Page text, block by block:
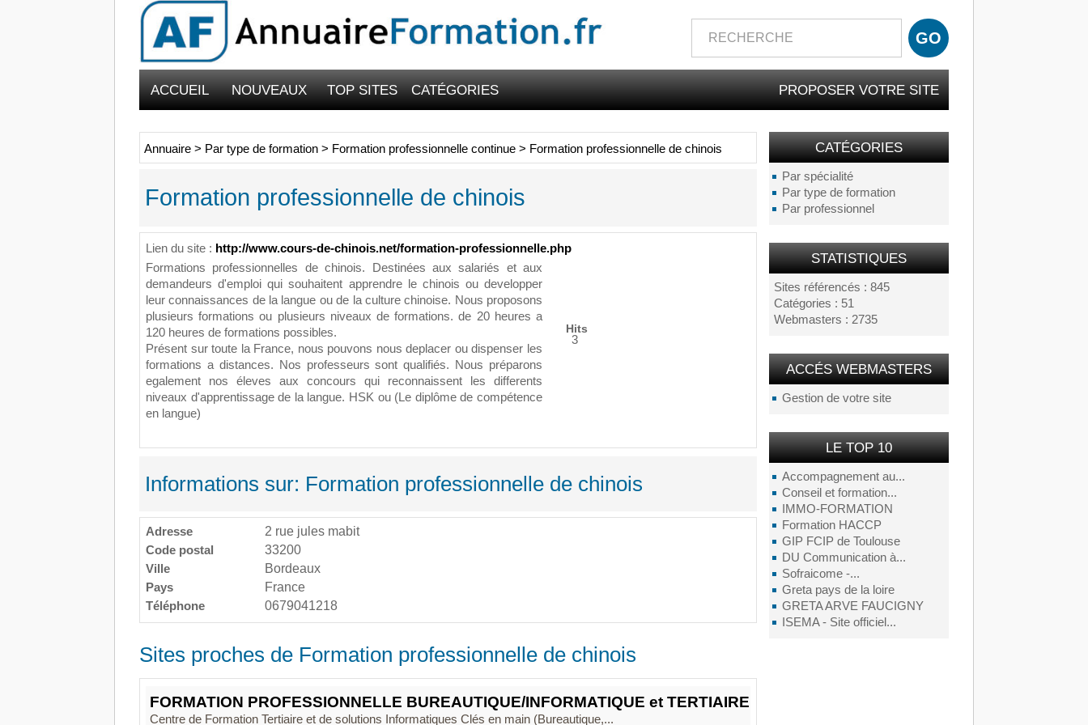
ACCUEIL NOUVEAUX TOP SITES CATÉGORIES PROPOSER VOTRE SITE
CATÉGORIES
Par spécialité
Par type de formation
Par professionnel
STATISTIQUES
Sites référencés : 845
Catégories : 51
Webmasters : 2735
ACCÉS WEBMASTERS
Gestion de votre site
LE TOP 10
Accompagnement au...
Conseil et formation...
IMMO-FORMATION
Formation HACCP
GIP FCIP de Toulouse
DU Communication à...
Sofraicome -...
Greta pays de la loire
GRETA ARVE FAUCIGNY
ISEMA - Site officiel...
Annuaire > Par type de formation > Formation professionnelle continue > Formation professionnelle de chinois
Formation professionnelle de chinois
Lien du site : http://www.cours-de-chinois.net/formation-professionnelle.php
Formations professionnelles de chinois. Destinées aux salariés et aux
demandeurs d'emploi qui souhaitent apprendre le chinois ou developper
leur connaissances de la langue ou de la culture chinoise. Nous proposons
plusieurs formations ou plusieurs niveaux de formations. de 20 heures a
120 heures de formations possibles.
Présent sur toute la France, nous pouvons nous deplacer ou dispenser les
formations a distances. Nos professeurs sont qualifiés. Nous préparons
egalement nos éleves aux concours qui reconnaissent les differents
niveaux d'apprentissage de la langue. HSK ou (Le diplôme de compétence
en langue)
Hits
3
Informations sur: Formation professionnelle de chinois
Adresse
2 rue jules mabit
Code postal
33200
Ville
Bordeaux
Pays
France
Téléphone
0679041218
Sites proches de Formation professionnelle de chinois
FORMATION PROFESSIONNELLE BUREAUTIQUE/INFORMATIQUE et TERTIAIRE
Centre de Formation Tertiaire et de solutions Informatiques Clés en main (Bureautique,...